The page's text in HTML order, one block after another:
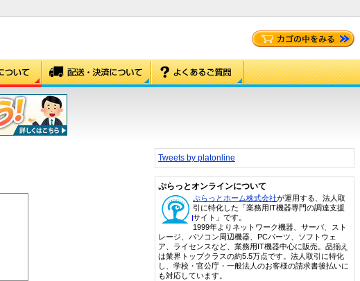
Tweets by platonline
ぷらっとオンラインについて
ぷらっとホーム株式会社が運用する、法人取
引に特化した「業務用IT機器専門の調達支援
サイト」です。
1999年よりネットワーク機器、サーバ、スト
レージ、パソコン周辺機器、PCパーツ、ソフトウェ
ア、ライセンスなど、業務用IT機器中心に販売。品揃え
は業界トップクラスの約5.5万点です。法人取引に特化
し、学校・官公庁・一般法人のお客様の請求書後払いに
も対応しています。